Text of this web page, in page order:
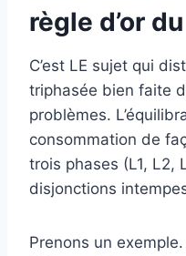
règle d’or
C’est LE sujet qui
triphasée bien faite
problèmes.
consommation de
trois phases (L1, L2,
disjonctions
Prenons un